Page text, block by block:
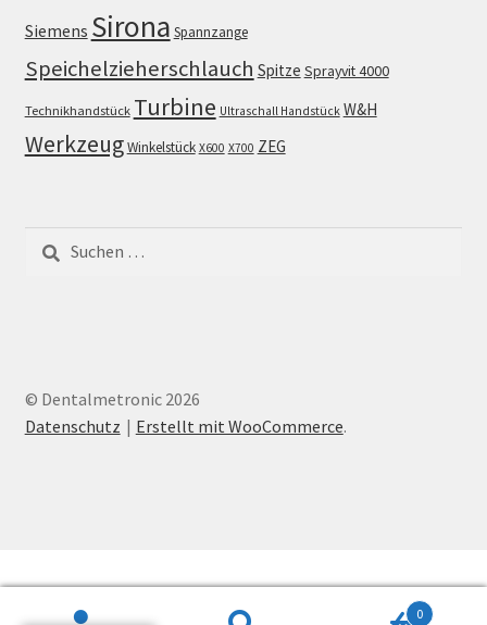
Siemens Sirona Spannzange
Speichelzieherschlauch Spitze Sprayvit 4000
Technikhandstück Turbine Ultraschall Handstück W&H
WerkzeugWinkelstück X600 X700 ZEG
Suchen
nach:
© Dentalmetronic 2026
Datenschutz
Erstellt mit WooCommerce.
0